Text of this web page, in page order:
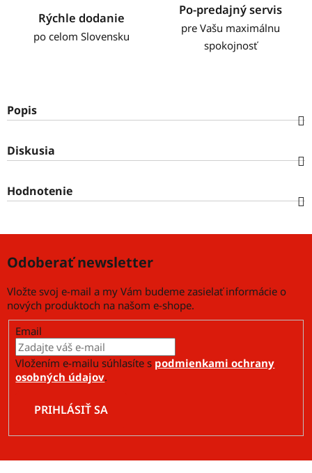
Rýchle dodanie
po celom Slovensku
Po-predajný servis
pre Vašu maximálnu
spokojnosť
Popis
Diskusia
Hodnotenie
Odoberať newsletter
Vložte svoj e-mail a my Vám budeme zasielať informácie o
nových produktoch na našom e-shope.
Email
Vložením e-mailu súhlasíte s podmienkami ochrany
osobných údajov.
PRIHLÁSIŤ SA